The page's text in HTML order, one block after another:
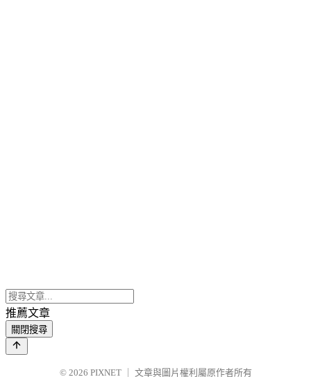
推薦文章
關閉搜尋
© 2026 PIXNET
文章與圖片權利屬原作者所有